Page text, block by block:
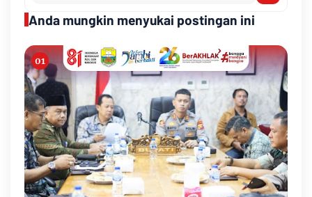
Anda mungkin menyukai postingan ini